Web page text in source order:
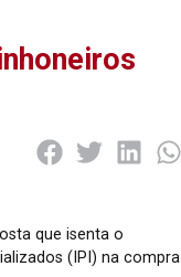
que isenta o
(IPI) na compra